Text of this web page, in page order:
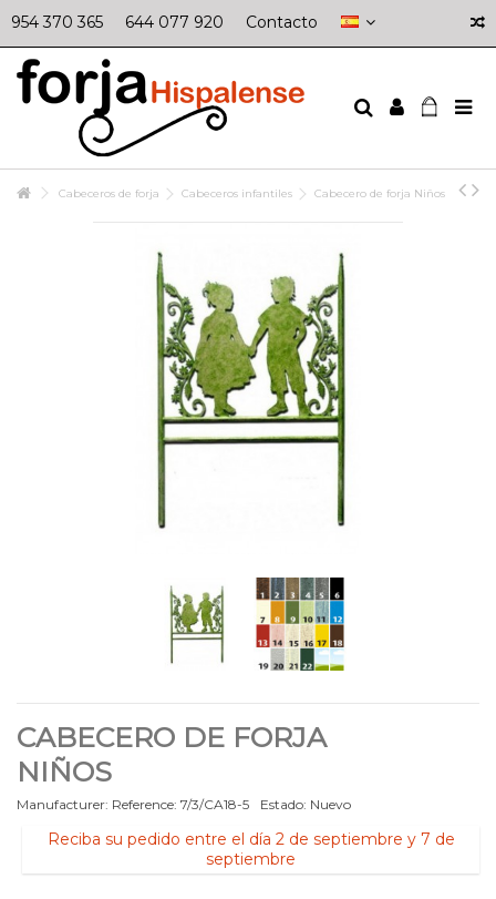
954 370 365 644 077 920 Contacto
Cabeceros de forja Cabeceros infantiles Cabecero de forja Niños
CABECERO DE FORJA
NIÑOS
Manufacturer: Reference: 7/3/CA18-5 Estado: Nuevo
Reciba su pedido entre el día 2 de septiembre y 7 de
septiembre